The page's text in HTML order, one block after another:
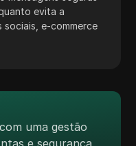
evita a
e-commerce
uma gestão
e segurança